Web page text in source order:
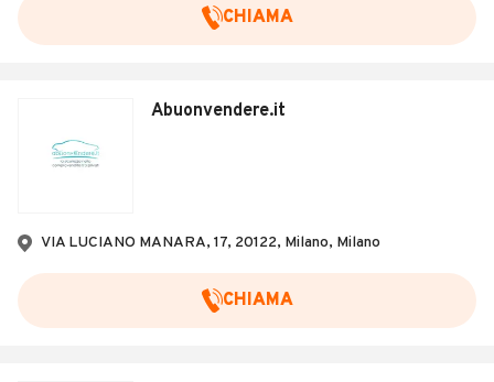
CHIAMA
Abuonvendere.it
VIA LUCIANO MANARA, 17, 20122, Milano, Milano
CHIAMA